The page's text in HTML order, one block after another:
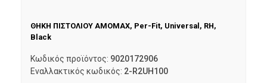
ΘΗΚΗ ΠΙΣΤΟΛΙΟΥ AMOMAX, Per-Fit, Universal, RH,
Black
Κωδικός προϊόντος: 9020172906
Εναλλακτικός κωδικός: 2-R2UH100